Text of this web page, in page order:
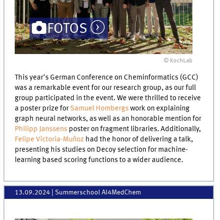
FOTOS
© KochLab
This year's German Conference on Cheminformatics (GCC)
was a remarkable event for our research group, as our full
group participated in the event. We were thrilled to receive
a poster prize for Samuel Hombergswork on explaining
graph neural networks, as well as an honorable mention for
Philipp Janssens poster on fragment libraries. Additionally,
Felipe Victoria-Muñoz had the honor of delivering a talk,
presenting his studies on Decoy selection for machine-
learning based scoring functions to a wider audience.
13.09.2024 | Summerschool AI4MedChem